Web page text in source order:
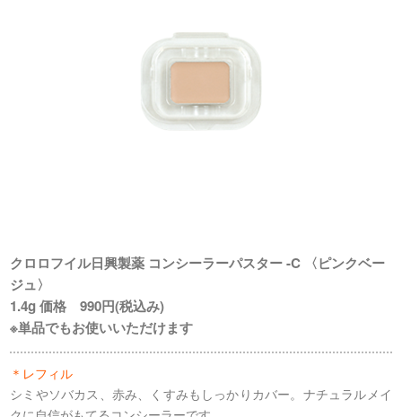
クロロフイル日興製薬 コンシーラーパスター -C 〈ピンクベー
ジュ〉
1.4g 価格 990円(税込み)
※単品でもお使いいただけます
＊レフィル
シミやソバカス、赤み、くすみもしっかりカバー。ナチュラルメイ